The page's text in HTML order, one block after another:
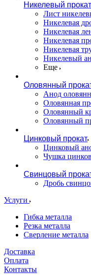
Никелевый прокат
Лист
Никелевая
Никелевая
Никелевая
Никелевая
Никелевый
Еще
Оловянный
Анод
Оловянная
Оловянный
Оловянный
Цинковый прокат
Цинковый
Чушка
Свинцовый
Дробь
Услуги
Гибка металла
Резка металла
Сверление металла
Доставка
Оплата
Контакты